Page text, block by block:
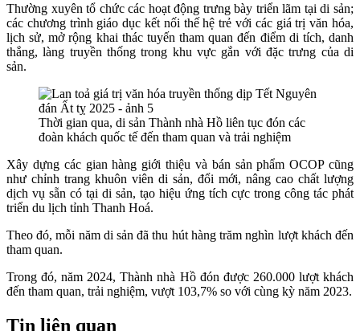
Thường xuyên tổ chức các hoạt động trưng bày triển lãm tại di sản;
các chương trình giáo dục kết nối thế hệ trẻ với các giá trị văn hóa,
lịch sử, mở rộng khai thác tuyến tham quan đến điểm di tích, danh
thắng, làng truyền thống trong khu vực gắn với đặc trưng của di
sản.
Thời gian qua, di sản Thành nhà Hồ liên tục đón các
đoàn khách quốc tế đến tham quan và trải nghiệm
Xây dựng các gian hàng giới thiệu và bán sản phẩm OCOP cũng
như chỉnh trang khuôn viên di sản, đổi mới, nâng cao chất lượng
dịch vụ sẵn có tại di sản, tạo hiệu ứng tích cực trong công tác phát
triển du lịch tỉnh Thanh Hoá.
Theo đó, mỗi năm di sản đã thu hút hàng trăm nghìn lượt khách đến
tham quan.
Trong đó, năm 2024, Thành nhà Hồ đón được 260.000 lượt khách
đến tham quan, trải nghiệm, vượt 103,7% so với cùng kỳ năm 2023.
Tin liên quan